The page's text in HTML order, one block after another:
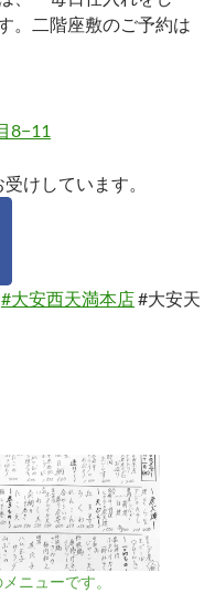
。二階座敷のご予約は
8−11
けしています。
#大安西天満本店#大安天
ニューです。